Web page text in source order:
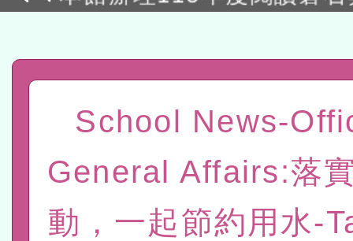
讀推動專業研習
程
A3數位素養講師名單
t」
有關大陸委員會函釋公務
赴陸應申請許可一案
轉知經濟部水利署委託財
研究院辦理「115年表揚
115年8月22日(星期六)辦
School News-
General Affairs:落
動，一起節約用水-